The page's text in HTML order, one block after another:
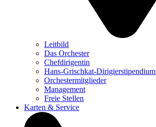
Leitbild
Das Orchester
Chefdirigentin
Hans-Grischkat-Dirigierstipendium
Orchestermitglieder
Management
Freie Stellen
Karten & Service